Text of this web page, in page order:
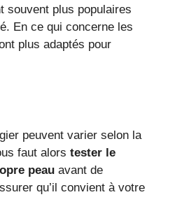
souvent plus populaires
En ce qui concerne les
plus adaptés pour
peuvent varier selon la
faut alors tester le
peau avant de
qu’il convient à votre